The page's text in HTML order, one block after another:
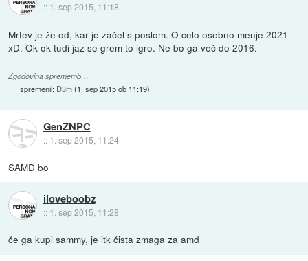
:: 1. sep 2015, 11:18
Mrtev je že od, kar je začel s poslom. O celo osebno menje 2021
xD. Ok ok tudi jaz se grem to igro. Ne bo ga več do 2016.
Zgodovina sprememb…
spremenil: D3m(1. sep 2015 ob 11:19)
GenZNPC
:: 1. sep 2015, 11:24
SAMD bo
iloveboobz
:: 1. sep 2015, 11:28
če ga kupi sammy, je itk čista zmaga za amd